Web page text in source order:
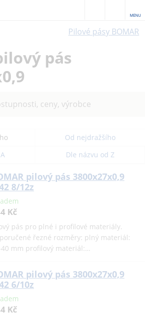
MENU
Pilové pásy BOMAR
pás
ceny, výrobce
Od nejdražšího
Dle názvu od Z
pilový pás 3800x27x0,9
8/12z
Kč
pás pro plné i profilové materiály.
řezné rozměry: plný materiál:
40 mm profilový materiál:…
pilový pás 3800x27x0,9
6/10z
Kč